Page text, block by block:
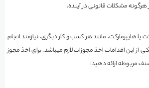
هرگونه مشکلات قانونی در آینده.
یا هایپرمارکت، مانند هر کسب و کار دیگری، نیازمند انجام
از این اقدامات اخذ مجوزات لازم میباشد. برای اخذ مجوز
صنف مربوطه ارائه دهید: